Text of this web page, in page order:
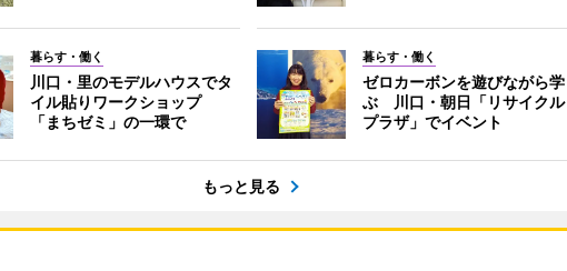
暮らす・働く
川口・里のモデルハウスでタ
イル貼りワークショップ
「まちゼミ」の一環で
暮らす・働く
ゼロカーボンを遊びながら学
ぶ 川口・朝日「リサイクル
プラザ」でイベント
もっと見る